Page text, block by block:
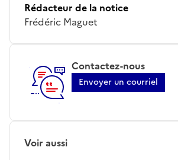
Rédacteur de la notice
Frédéric Maguet
Contactez-nous
Envoyer un courriel
Voir aussi